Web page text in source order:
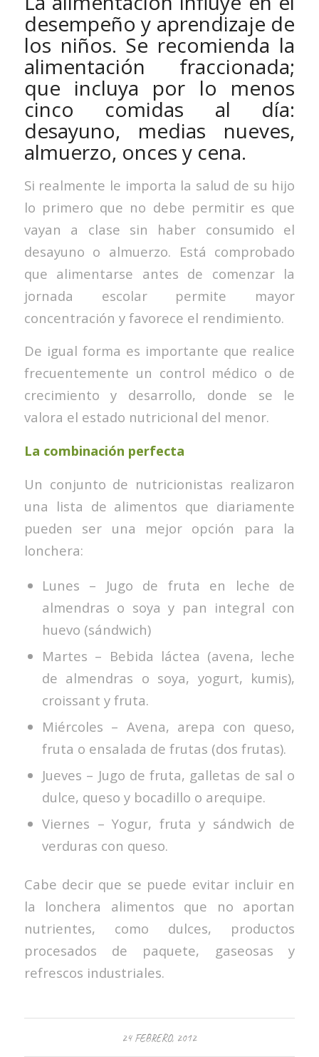
desempeño y aprendizaje de
los niños. Se recomienda la
alimentación fraccionada;
que incluya por lo menos
cinco comidas al día:
desayuno, medias nueves,
almuerzo, onces y cena.
Si realmente le importa la salud de su hijo
lo primero que no debe permitir es que
vayan a clase sin haber consumido el
desayuno o almuerzo. Está comprobado
que alimentarse antes de comenzar la
jornada escolar permite mayor
concentración y favorece el rendimiento.
De igual forma es importante que realice
frecuentemente un control médico o de
crecimiento y desarrollo, donde se le
valora el estado nutricional del menor.
La combinación perfecta
Un conjunto de nutricionistas realizaron
una lista de alimentos que diariamente
pueden ser una mejor opción para la
lonchera:
Lunes – Jugo de fruta en leche de
almendras o soya y pan integral con
huevo (sándwich)
Martes – Bebida láctea (avena, leche
de almendras o soya, yogurt, kumis),
croissant y fruta.
Miércoles – Avena, arepa con queso,
fruta o ensalada de frutas (dos frutas).
Jueves – Jugo de fruta, galletas de sal o
dulce, queso y bocadillo o arequipe.
Viernes – Yogur, fruta y sándwich de
verduras con queso.
Cabe decir que se puede evitar incluir en
la lonchera alimentos que no aportan
nutrientes, como dulces, productos
procesados de paquete, gaseosas y
refrescos industriales.
24 FEBRERO, 2012